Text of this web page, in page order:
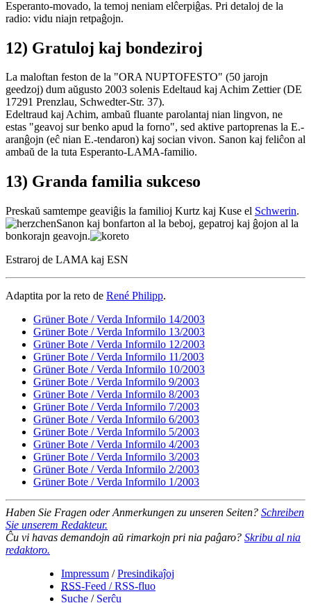
Esperanto-movado, la temoj neniam elĉerpiĝas. Pri detaloj de la
radio: vidu niajn retpaĝojn.
12) Gratuloj kaj bondeziroj
La maloftan feston de la "ORA NUPTOFESTO" (50 jarojn
geedzoj) dum aŭgusto 2003 solenis Edeltaud kaj Achim Zettier (DE
17291 Prenzlau, Schwedter-Str. 37).
Edeltraud kaj Achim, ambaŭ fluante parolantaj nian lingvon, ne
estas "geavoj sur benko apud la forno", sed aktive partoprenas la E.-
aranĝojn (eĉ nian E.-tendaron) kaj socian vivon. Sanon kaj feliĉon al
ambaŭ de la tuta Esperanto-LAMA-familio.
13) Granda familia sukceso
Preskaŭ samtempe geaviĝis la familioj Kurtz kaj Kuse el Schwerin.
Sanon kaj bonfarton al la beboj, gepatroj kaj ĝojon al la
bonkorajn geavojn.
Estraroj de LAMA kaj ESN
Adaptita por la reto de René Philipp.
Grüner Bote / Verda Informilo 14/2003
Grüner Bote / Verda Informilo 13/2003
Grüner Bote / Verda Informilo 12/2003
Grüner Bote / Verda Informilo 11/2003
Grüner Bote / Verda Informilo 10/2003
Grüner Bote / Verda Informilo 9/2003
Grüner Bote / Verda Informilo 8/2003
Grüner Bote / Verda Informilo 7/2003
Grüner Bote / Verda Informilo 6/2003
Grüner Bote / Verda Informilo 5/2003
Grüner Bote / Verda Informilo 4/2003
Grüner Bote / Verda Informilo 3/2003
Grüner Bote / Verda Informilo 2/2003
Grüner Bote / Verda Informilo 1/2003
Haben Sie Fragen oder Anmerkungen zu unseren Seiten? Schreiben
Sie unserem Redakteur.
Ĉu vi havas demandojn aŭ rimarkojn pri nia paĝaro? Skribu al nia
redaktoro.
Impressum /Presindikaĵoj
RSS-Feed / RSS-fluo
Suche / Serĉu